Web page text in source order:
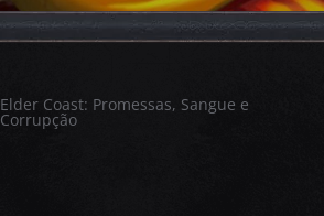
Elder Coast: Promessas, Sangue e
Corrupção